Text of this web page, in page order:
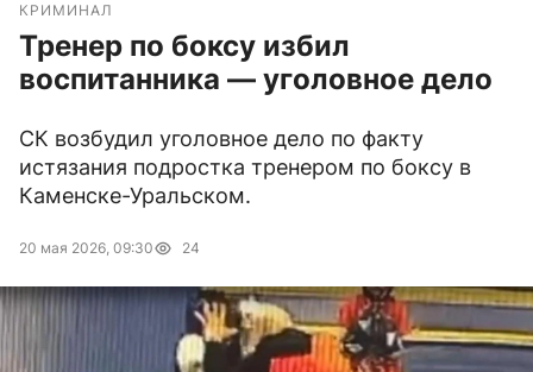
КРИМИНАЛ
Тренер по боксу избил
воспитанника — уголовное дело
СК возбудил уголовное дело по факту
истязания подростка тренером по боксу в
Каменске-Уральском.
20 мая 2026, 09:30 24